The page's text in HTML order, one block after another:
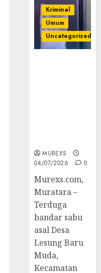
Kriminal
Umum
Uncategorized
MUREXS
04/07/2026
0
Murexs.com,
Muratara –
Terduga
bandar sabu
asal Desa
Lesung Baru
Muda,
Kecamatan